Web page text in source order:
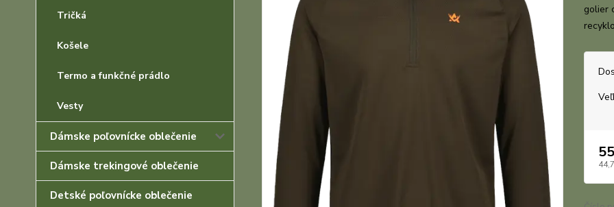
Tričká
Košele
Termo a funkčné prádlo
Vesty
Dámske poľovnícke oblečenie
Dámske trekingové oblečenie
Detské poľovnícke oblečenie
golier